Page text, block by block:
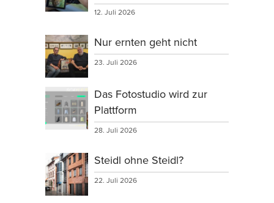
12. Juli 2026
Nur ernten geht nicht
23. Juli 2026
Das Fotostudio wird zur
Plattform
28. Juli 2026
Steidl ohne Steidl?
22. Juli 2026